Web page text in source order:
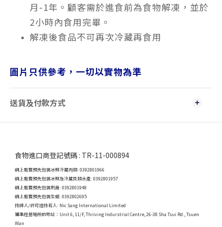
月-1年。顧客需於進食前為食物解凍，並於
2小時內食用完畢。
解凍後食品不可再次冷藏再食用
圖片只供參考，一切以實物為準
送貨及付款方式
食物進口商登記號碼 : TR-11-000894
網上販售預先包裝冰鮮冷藏肉類: 0392801966
網上販售預先包裝冰鮮及冷藏貝類水產: 0392801957
網上販售預先包裝刺身: 0392801948
網上販售預先包裝生蠔: 0392802695
持牌人/許可證持有人: Nic Sang International Limited
獲準經營場所的地址： Unit 6, 11/F, Thriving Indurstrial Centre, 26-38 Sha Tsui Rd., Tsuen
Wan